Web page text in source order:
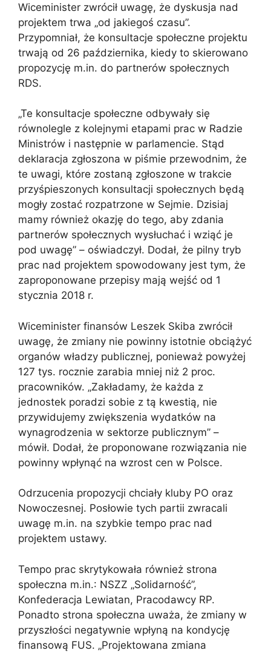
Wiceminister zwrócił uwagę, że dyskusja nad
projektem trwa „od jakiegoś czasu”.
Przypomniał, że konsultacje społeczne projektu
trwają od 26 października, kiedy to skierowano
propozycję m.in. do partnerów społecznych
RDS.
„Te konsultacje społeczne odbywały się
równolegle z kolejnymi etapami prac w Radzie
Ministrów i następnie w parlamencie. Stąd
deklaracja zgłoszona w piśmie przewodnim, że
te uwagi, które zostaną zgłoszone w trakcie
przyśpieszonych konsultacji społecznych będą
mogły zostać rozpatrzone w Sejmie. Dzisiaj
mamy również okazję do tego, aby zdania
partnerów społecznych wysłuchać i wziąć je
pod uwagę” – oświadczył. Dodał, że pilny tryb
prac nad projektem spowodowany jest tym, że
zaproponowane przepisy mają wejść od 1
stycznia 2018 r.
Wiceminister finansów Leszek Skiba zwrócił
uwagę, że zmiany nie powinny istotnie obciążyć
organów władzy publicznej, ponieważ powyżej
127 tys. rocznie zarabia mniej niż 2 proc.
pracowników. „Zakładamy, że każda z
jednostek poradzi sobie z tą kwestią, nie
przywidujemy zwiększenia wydatków na
wynagrodzenia w sektorze publicznym” –
mówił. Dodał, że proponowane rozwiązania nie
powinny wpłynąć na wzrost cen w Polsce.
Odrzucenia propozycji chciały kluby PO oraz
Nowoczesnej. Posłowie tych partii zwracali
uwagę m.in. na szybkie tempo prac nad
projektem ustawy.
Tempo prac skrytykowała również strona
społeczna m.in.: NSZZ „Solidarność”,
Konfederacja Lewiatan, Pracodawcy RP.
Ponadto strona społeczna uważa, że zmiany w
przyszłości negatywnie wpłyną na kondycję
finansową FUS. „Projektowana zmiana